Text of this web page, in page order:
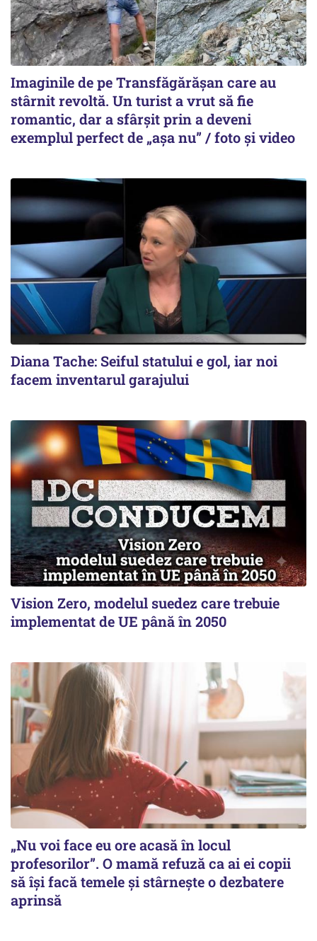
Imaginile de pe Transfăgărășan care au
stârnit revoltă. Un turist a vrut să fie
romantic, dar a sfârșit prin a deveni
exemplul perfect de „așa nu” / foto și video
Diana Tache: Seiful statului e gol, iar noi
facem inventarul garajului
Vision Zero, modelul suedez care trebuie
implementat de UE până în 2050
„Nu voi face eu ore acasă în locul
profesorilor”. O mamă refuză ca ai ei copii
să își facă temele și stârnește o dezbatere
aprinsă